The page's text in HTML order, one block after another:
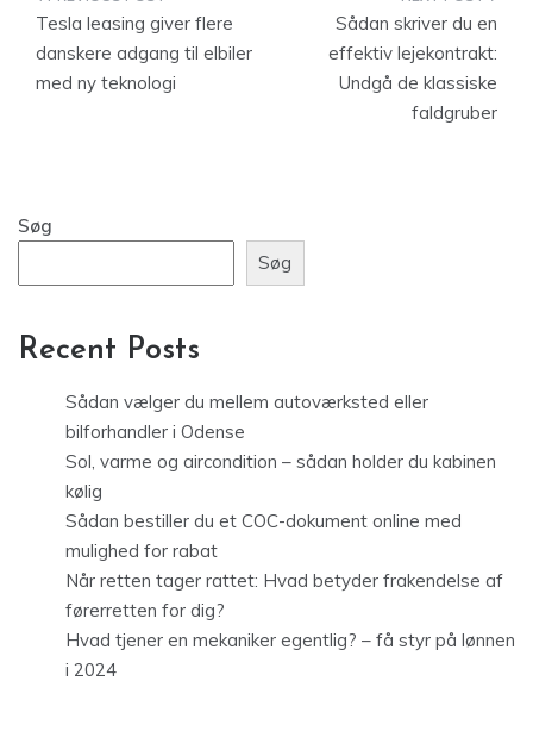
Tesla leasing giver flere
danskere adgang til elbiler
med ny teknologi
Sådan skriver du en
effektiv lejekontrakt:
Undgå de klassiske
faldgruber
Søg
Søg
Recent Posts
Sådan vælger du mellem autoværksted eller
bilforhandler i Odense
Sol, varme og aircondition – sådan holder du kabinen
kølig
Sådan bestiller du et COC-dokument online med
mulighed for rabat
Når retten tager rattet: Hvad betyder frakendelse af
førerretten for dig?
Hvad tjener en mekaniker egentlig? – få styr på lønnen
i 2024